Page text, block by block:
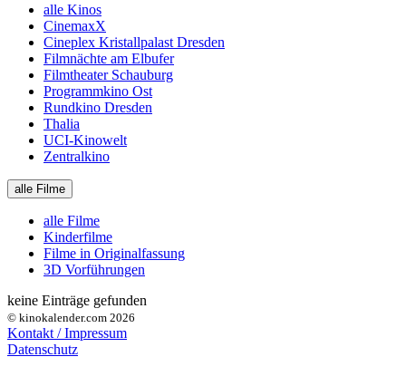
alle Kinos
CinemaxX
Cineplex Kristallpalast Dresden
Filmnächte am Elbufer
Filmtheater Schauburg
Programmkino Ost
Rundkino Dresden
Thalia
UCI-Kinowelt
Zentralkino
alle Filme
alle Filme
Kinderfilme
Filme in Originalfassung
3D Vorführungen
keine Einträge gefunden
© kinokalender.com 2026
Kontakt / Impressum
Datenschutz